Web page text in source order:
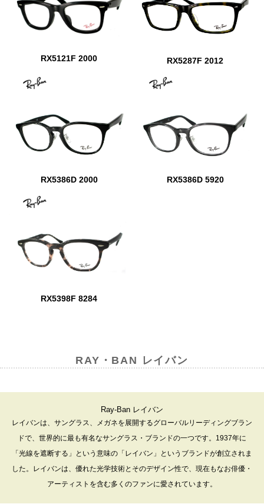
RX5121F 2000 RX5287F 2012
RX5386D 2000 RX5386D 5920
RX5398F 8284
RAY・BAN レイバン
Ray-Ban レイバン
レイバンは、サングラス、メガネを展開するグローバルリーディングブラン
ドで、世界的に最も有名なサングラス・ブランドの一つです。1937年に
「光線を遮断する」という意味の「レイバン」というブランドが創立されま
した。レイバンは、優れた光学技術とそのデザイン性で、現在もなお俳優・
アーティストを含む多くのファンに愛されています。